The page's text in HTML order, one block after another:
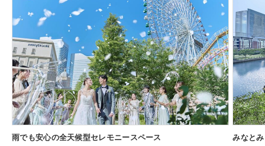
雨でも安心の全天候型セレモニースペース
みなと